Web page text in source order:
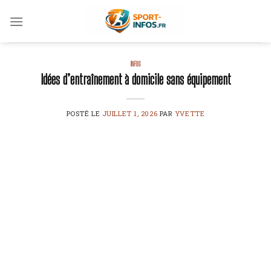
INFOS
Idées d’entraînement à domicile sans équipement
POSTÉ LE JUILLET 1, 2026 PAR YVETTE